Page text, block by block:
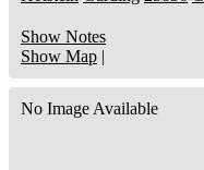
Show Notes
Show Map |
No Image Available